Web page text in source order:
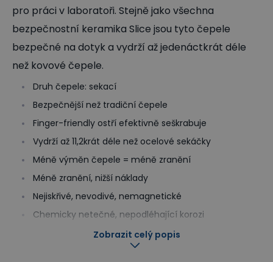
pro práci v laboratoři. Stejně jako všechna
bezpečnostní keramika Slice jsou tyto čepele
bezpečné na dotyk a vydrží až jedenáctkrát déle
než kovové čepele.
Druh čepele: sekací
Bezpečnější než tradiční čepele
Finger-friendly ostří efektivně seškrabuje
Vydrží až 11,2krát déle než ocelové sekáčky
Méně výměn čepele = méně zranění
Méně zranění, nižší náklady
Nejiskřivé, nevodivé, nemagnetické
Chemicky netečné, nepodléhající korozi
Čepele nevyžadují mazání
Nevyžadují sběrné boxy k likvidaci
Zobrazit celý popis